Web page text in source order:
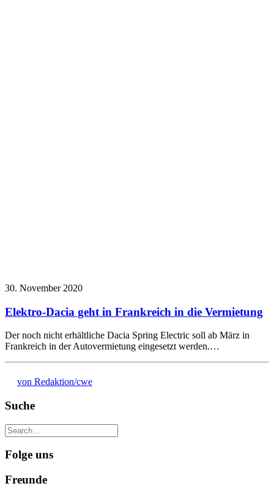
30. November 2020
Elektro-Dacia geht in Frankreich in die Vermietung
Der noch nicht erhältliche Dacia Spring Electric soll ab März in
Frankreich in der Autovermietung eingesetzt werden.…
von Redaktion/cwe
Suche
Folge uns
Freunde